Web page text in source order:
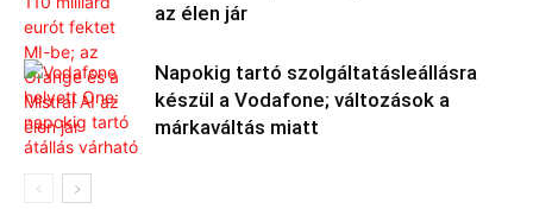
az élen jár
Napokig tartó szolgáltatásleállásra
készül a Vodafone; változások a
márkaváltás miatt